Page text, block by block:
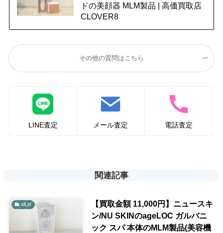
ドの美顔器 MLM製品 | 高価買取店
CLOVER8
その他の質問はこちら
LINE査定 メール査定 電話査定
関連記事
MLM
【買取金額 11,000円】ニュースキ
ン/NU SKINのageLOC ガルバニ
ック スパ 本体のMLM製品(美容機